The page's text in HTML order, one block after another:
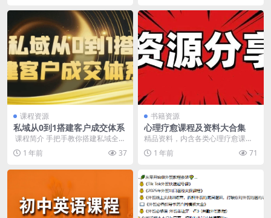
课程资源
私域从0到1搭建客户成交体系
​ 课程简介 手把手教你搭建私域全链
路成交体系！ 从流量精准导入、人
设 IP 打...
1 年前 37
书籍资源
心理疗愈课程及资料大合集
精品资料，内含各类心理疗愈课
程，包括原生家庭疗愈、自我心理
完善、精神内耗自救指南...
1 年前 71